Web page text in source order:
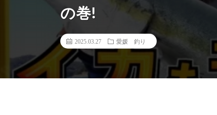
の巻!
2025.03.27 愛媛 釣り